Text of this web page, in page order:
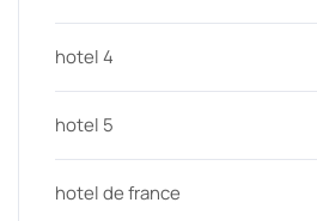
hotel 4
hotel 5
hotel de france